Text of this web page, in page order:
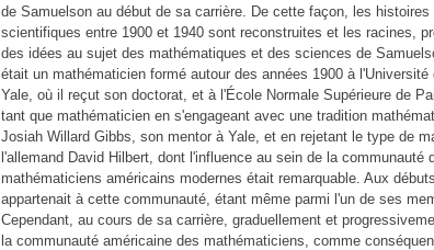
de Samuelson au début de sa carrière. De cette façon, les
scientifiques entre 1900 et 1940 sont reconstruites et les racines,
des idées au sujet des mathématiques et des sciences de
était un mathématicien formé autour des années 1900 à
Yale, où il reçut son doctorat, et à l'École Normale Supérieure de
tant que mathématicien en s'engageant avec une tradition
Josiah Willard Gibbs, son mentor à Yale, et en rejetant le type de
l'allemand David Hilbert, dont l'influence au sein de la communauté
mathématiciens américains modernes était remarquable. Aux
appartenait à cette communauté, étant même parmi l'un de ses
Cependant, au cours de sa carrière, graduellement et
la communauté américaine des mathématiciens, comme